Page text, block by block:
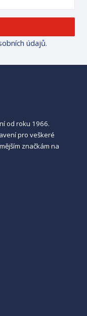
údajů.
od roku 1966.
pro veškeré
značkám na